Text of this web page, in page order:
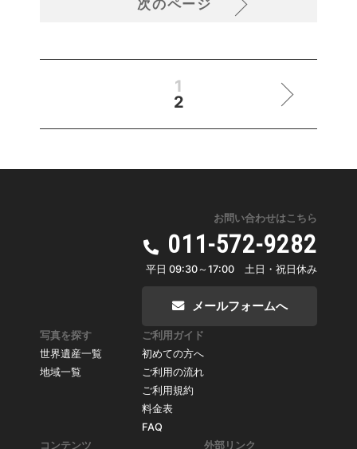
次のページ
1
2
お問い合わせはこちら
011-572-9282
平日 09:30～17:00 土日・祝日休み
メールフォームへ
写真を探す
世界遺産一覧
地域一覧
ご利用ガイド
初めての方へ
ご利用の流れ
ご利用規約
料金表
FAQ
コンテンツ
外部リンク